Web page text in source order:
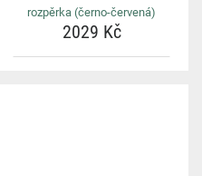
rozpěrka (černo-červená)
2029 Kč